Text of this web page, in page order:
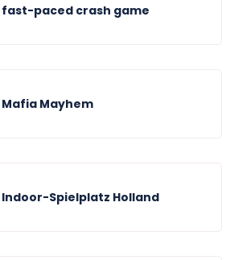
fast-paced crash game
Mafia Mayhem
Indoor-Spielplatz Holland